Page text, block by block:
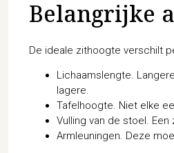
Belangrijke
De ideale zithoogte verschilt
Lichaamslengte.
lagere.
Tafelhoogte. Niet elke
Vulling van de stoel.
Armleuningen. Deze